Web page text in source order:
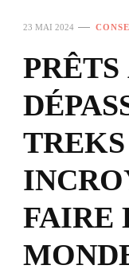
23 MAI 2024
PRÊTS
TREKS
FAIRE